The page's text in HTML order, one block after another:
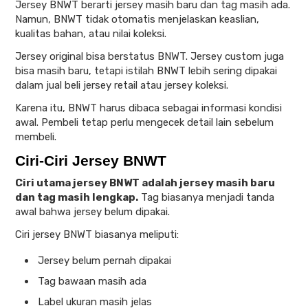
Jersey BNWT berarti jersey masih baru dan tag masih ada.
Namun, BNWT tidak otomatis menjelaskan keaslian,
kualitas bahan, atau nilai koleksi.
Jersey original bisa berstatus BNWT. Jersey custom juga
bisa masih baru, tetapi istilah BNWT lebih sering dipakai
dalam jual beli jersey retail atau jersey koleksi.
Karena itu, BNWT harus dibaca sebagai informasi kondisi
awal. Pembeli tetap perlu mengecek detail lain sebelum
membeli.
Ciri-Ciri Jersey BNWT
Ciri utama jersey BNWT adalah jersey masih baru
dan tag masih lengkap. Tag biasanya menjadi tanda
awal bahwa jersey belum dipakai.
Ciri jersey BNWT biasanya meliputi:
Jersey belum pernah dipakai
Tag bawaan masih ada
Label ukuran masih jelas